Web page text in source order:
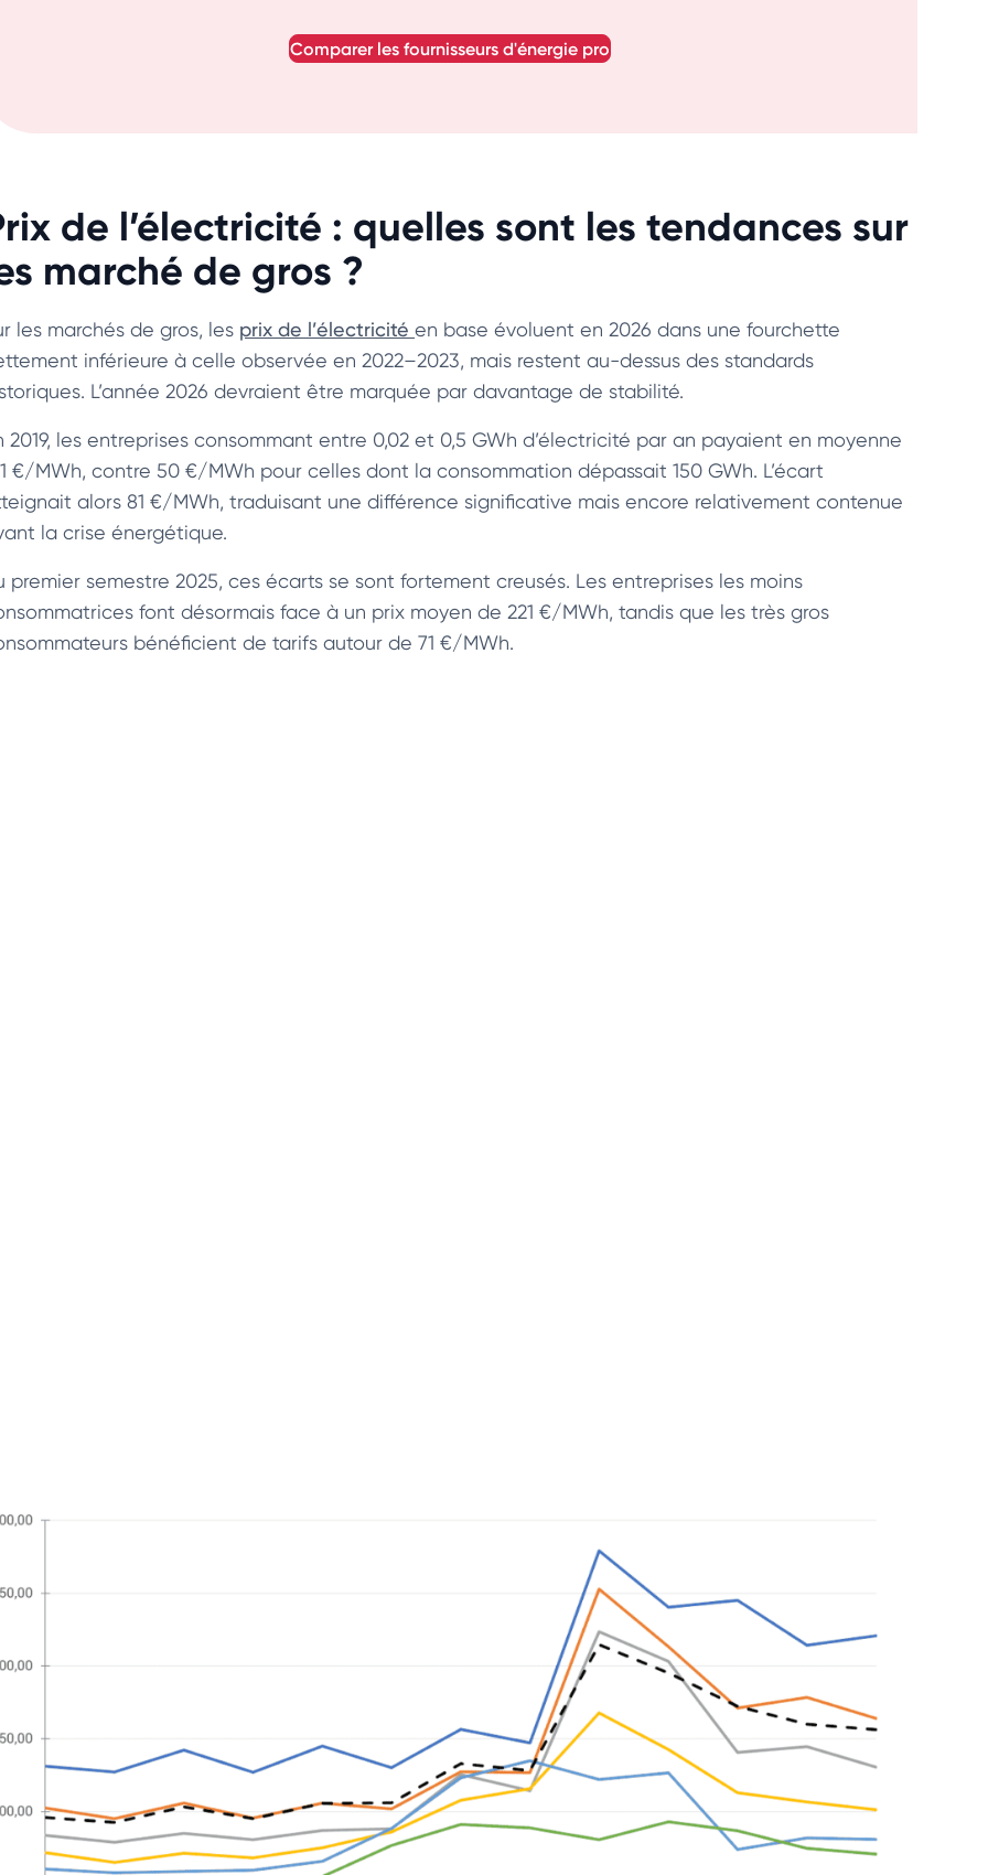
comparer les fournisseurs d'énergie pro
de l’électricité : quelles sont les tendances sur
marché de gros ?
les marchés de gros, les prix de l’électricité en base évoluent en 2026 dans une fourchette
inférieure à celle observée en 2022–2023, mais restent au-dessus des standards
L’année 2026 devraient être marquée par davantage de stabilité.
2019, les entreprises consommant entre 0,02 et 0,5 GWh d’électricité par an payaient en moyenne
€/MWh, contre 50 €/MWh pour celles dont la consommation dépassait 150 GWh. L’écart
alors 81 €/MWh, traduisant une différence significative mais encore relativement contenue
la crise énergétique.
premier semestre 2025, ces écarts se sont fortement creusés. Les entreprises les moins
font désormais face à un prix moyen de 221 €/MWh, tandis que les très gros
bénéficient de tarifs autour de 71 €/MWh.